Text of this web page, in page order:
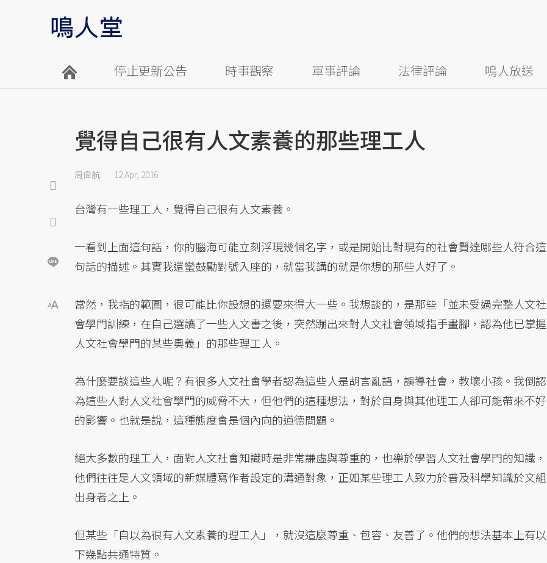
停止更新公告 時事觀察 軍事評論 法律評論 鳴人放送
覺得自己很有人文素養的那些理工人
周偉航 12 Apr, 2016
台灣有一些理工人，覺得自己很有人文素養。
一看到上面這句話，你的腦海可能立刻浮現幾個名字，或是開始比對現有的社會賢達哪些人符合這
句話的描述。其實我還蠻鼓勵對號入座的，就當我講的就是你想的那些人好了。
當然，我指的範圍，很可能比你設想的還要來得大一些。我想談的，是那些「並未受過完整人文社
會學門訓練，在自己選讀了一些人文書之後，突然蹦出來對人文社會領域指手畫腳，認為他已掌握
人文社會學門的某些奧義」的那些理工人。
為什麼要談這些人呢？有很多人文社會學者認為這些人是胡言亂語，誤導社會，教壞小孩。我倒認
為這些人對人文社會學門的威脅不大，但他們的這種想法，對於自身與其他理工人卻可能帶來不好
的影響。也就是說，這種態度會是個內向的道德問題。
絕大多數的理工人，面對人文社會知識時是非常謙虛與尊重的，也樂於學習人文社會學門的知識，
他們往往是人文領域的新媒體寫作者設定的溝通對象，正如某些理工人致力於普及科學知識於文組
出身者之上。
但某些「自以為很有人文素養的理工人」，就沒這麼尊重、包容、友善了。他們的想法基本上有以
下幾點共通特質。